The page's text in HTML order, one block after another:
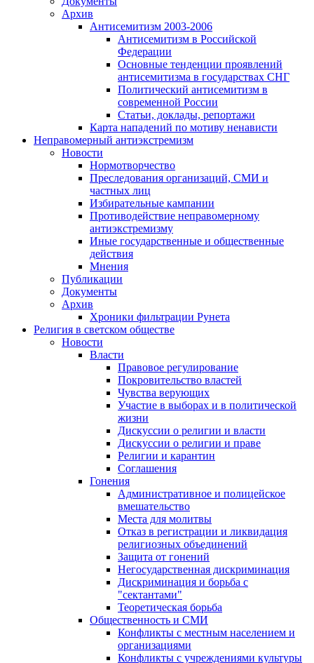
Архив
Антисемитизм 2003-2006
Антисемитизм в Российской
Федерации
Основные тенденции проявлений
антисемитизма в государствах СНГ
Политический антисемитизм в
современной России
Статьи, доклады, репортажи
Карта нападений по мотиву ненависти
Неправомерный антиэкстремизм
Новости
Нормотворчество
Преследования организаций, СМИ и
частных лиц
Избирательные кампании
Противодействие неправомерному
антиэкстремизму
Иные государственные и общественные
действия
Мнения
Публикации
Документы
Архив
Хроники фильтрации Рунета
Религия в светском обществе
Новости
Власти
Правовое регулирование
Покровительство властей
Чувства верующих
Участие в выборах и в политической
жизни
Дискуссии о религии и власти
Дискуссии о религии и праве
Религии и карантин
Соглашения
Гонения
Административное и полицейское
вмешательство
Места для молитвы
Отказ в регистрации и ликвидация
религиозных объединений
Защита от гонений
Негосударственная дискриминация
Дискриминация и борьба с
"сектантами"
Теоретическая борьба
Общественность и СМИ
Конфликты с местным населением и
организациями
Конфликты с учреждениями культуры